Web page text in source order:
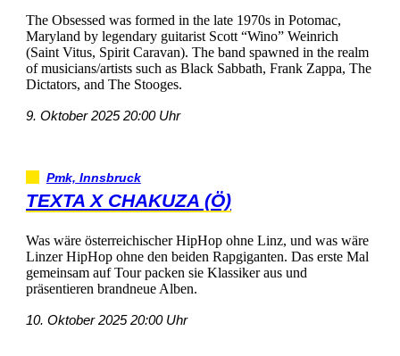
TheObsessedwasformedinthelate1970sinPotomac,
MarylandbylegendaryguitaristScott“Wino”Weinrich
(SaintVitus,SpiritCaravan).Thebandspawnedintherealm
ofmusicians/artistssuchasBlackSabbath,FrankZappa,The
Dictators,andTheStooges.
9.Oktober202520:00Uhr
Pmk,Innsbruck
TEXTAXCHAKUZA(Ö)
WaswäreösterreichischerHipHopohneLinz,undwaswäre
LinzerHipHopohnedenbeidenRapgiganten.DasersteMal
gemeinsamaufTourpackensieKlassikerausund
präsentierenbrandneueAlben.
10.Oktober202520:00Uhr